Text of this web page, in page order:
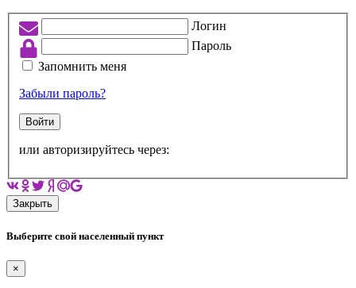
Логин
Пароль
Запомнить меня
Забыли пароль?
Войти
или авторизируйтесь через:
Закрыть
Выберите свой населенный пункт
×